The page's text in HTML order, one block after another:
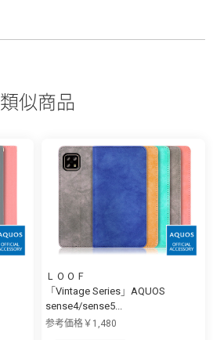
類似商品
ＬＯＯＦ
「Vintage Series」AQUOS
sense4/sense5...
参考価格￥1,480